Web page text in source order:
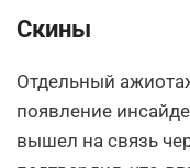
Скины
Отдельный
появление
вышел на связь